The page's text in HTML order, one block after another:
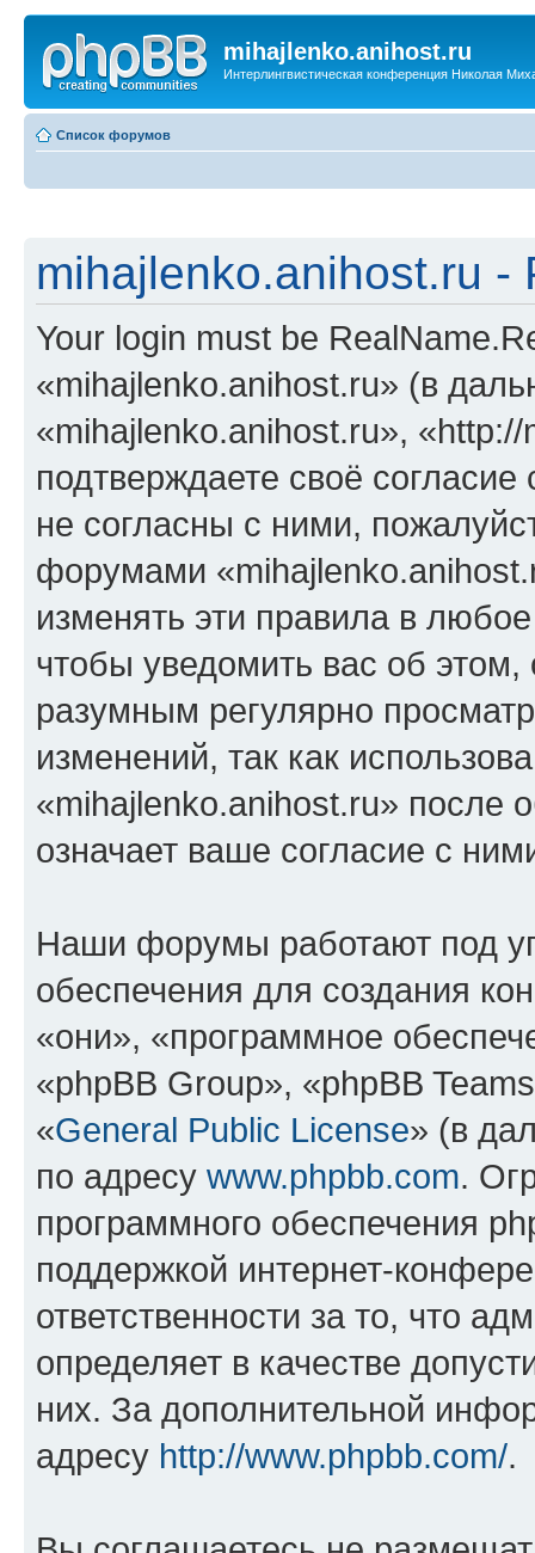
mihajlenko.anihost.ru
Интерлингвистическая конференция Николая
Список форумов
mihajlenko.anihost.ru -
Your login must be
«mihajlenko.anihost.ru» (в
«mihajlenko.anihost.ru»,
подтверждаете своё
не согласны с ними,
форумами
изменять эти правила в
чтобы уведомить вас об
разумным регулярно
изменений, так как
«mihajlenko.anihost.ru» после
означает ваше согласие с
Наши форумы работают под
обеспечения для создания
«они», «программное
«phpBB Group», «phpBB
«General Public License» (в
по адресу www.phpbb.com.
программного обеспечения
поддержкой интернет-
ответственности за то, что
определяет в качестве
них. За дополнительной
адресу http://www.phpbb.com/.